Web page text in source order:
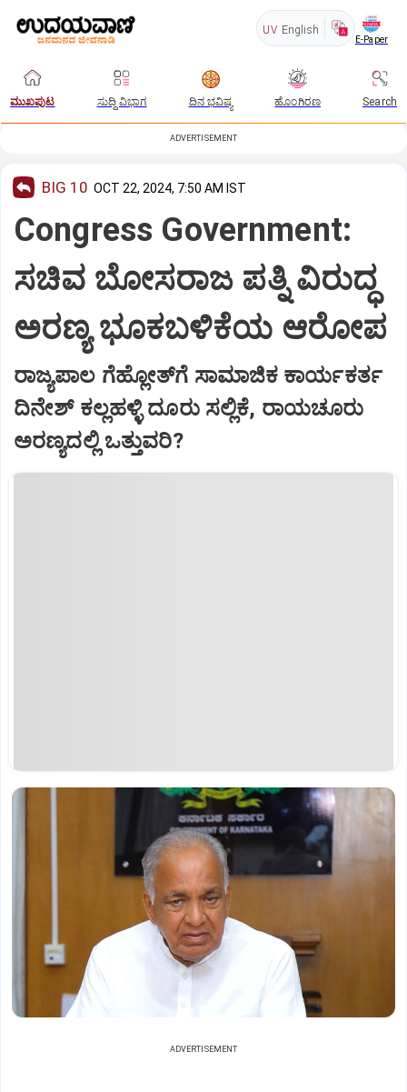
UV English
E-Paper
ಮುಖಪುಟ ಸುದ್ದಿ ವಿಭಾಗ ದಿನ ಭವಿಷ್ಯ ಹೊಂಗಿರಣ Search
ADVERTISEMENT
BIG 10 OCT 22, 2024, 7:50 AM IST
Congress Government:
ಸಚಿವ ಬೋಸರಾಜ ಪತ್ನಿ ವಿರುದ್ಧ
ಅರಣ್ಯ ಭೂಕಬಳಿಕೆಯ ಆರೋಪ
ರಾಜ್ಯಪಾಲ ಗೆಹ್ಲೋತ್‌ಗೆ ಸಾಮಾಜಿಕ ಕಾರ್ಯಕರ್ತ
ದಿನೇಶ್‌ ಕಲ್ಲಹಳ್ಳಿ ದೂರು ಸಲ್ಲಿಕೆ, ರಾಯಚೂರು
ಅರಣ್ಯದಲ್ಲಿ ಒತ್ತುವರಿ?
ADVERTISEMENT